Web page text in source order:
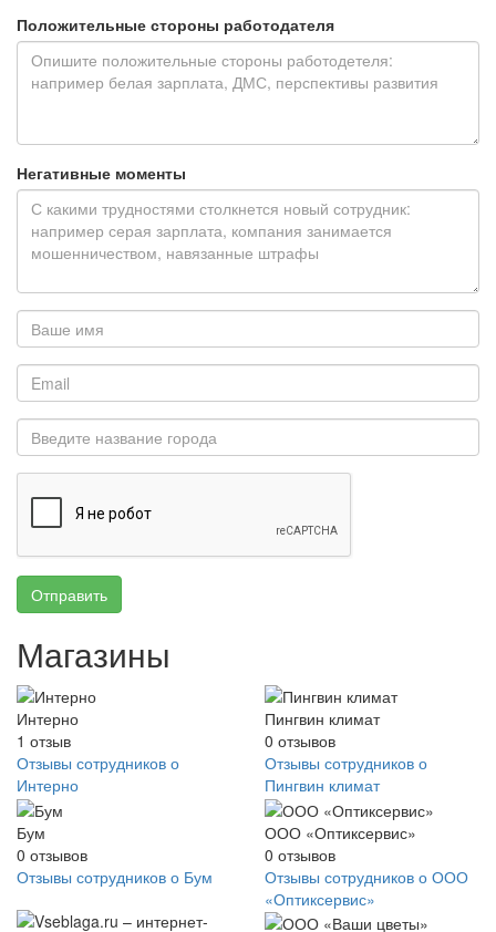
Положительные стороны работодателя
Негативные моменты
Отправить
Магазины
Интерно
1 отзыв
Отзывы сотрудников о
Интерно
Пингвин климат
0 отзывов
Отзывы сотрудников о
Пингвин климат
Бум
0 отзывов
Отзывы сотрудников о Бум
ООО «Оптиксервис»
0 отзывов
Отзывы сотрудников о ООО
«Оптиксервис»